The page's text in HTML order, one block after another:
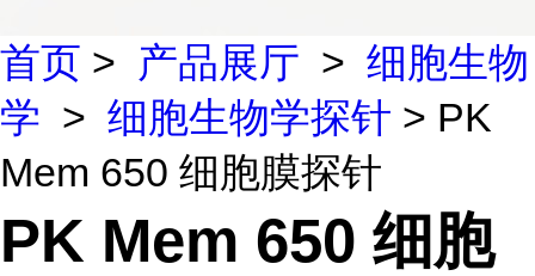
首页 > 产品展厅 > 细胞生物
学 > 细胞生物学探针 > PK
Mem 650 细胞膜探针
PK Mem 650 细胞